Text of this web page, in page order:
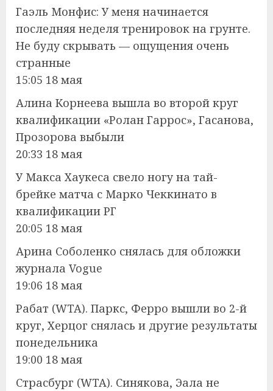
Гаэль Монфис: У меня начинается
последняя неделя тренировок на грунте.
Не буду скрывать — ощущения очень
странные
15:05 18 мая
Алина Корнеева вышла во второй круг
квалификации «Ролан Гаррос», Гасанова,
Прозорова выбыли
20:33 18 мая
У Макса Хаукеса свело ногу на тай-
брейке матча с Марко Чеккинато в
квалификации РГ
20:05 18 мая
Арина Соболенко снялась для обложки
журнала Vogue
19:06 18 мая
Рабат (WTA). Паркс, Ферро вышли во 2-й
круг, Херцог снялась и другие результаты
понедельника
19:00 18 мая
Страсбург (WTA). Синякова, Эала не